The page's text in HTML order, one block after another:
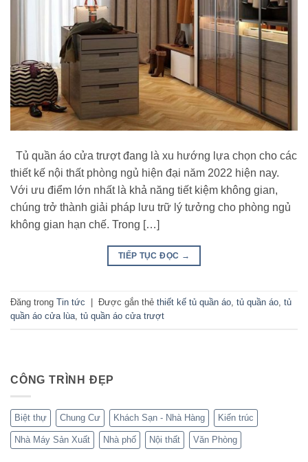
Tủ quần áo cửa trượt đang là xu hướng lựa chọn cho các
thiết kế nội thất phòng ngủ hiện đại năm 2022 hiện nay.
Với ưu điểm lớn nhất là khả năng tiết kiệm không gian,
chúng trở thành giải pháp lưu trữ lý tưởng cho phòng ngủ
không gian hạn chế. Trong […]
TIẾP TỤC ĐỌC →
Đăng trong Tin tức Được gắn thẻ thiết kế tủ quần áo tủ quần áo tủ
quần áo cửa lùa tủ quần áo cửa trượt
CÔNG TRÌNH ĐẸP
Biệt thự Chung Cư Khách Sạn - Nhà Hàng Kiến trúc
Nhà Máy Sản Xuất Nhà phố Nội thất Văn Phòng